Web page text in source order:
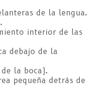
de la lengua.
interior de las
debajo de la
la boca).
pequeña detrás de